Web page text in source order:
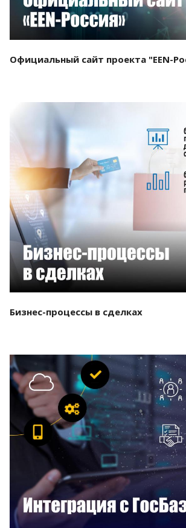
Официальный сайт проекта "EEN-
Бизнес-процессы в сделках
Смотреть проект